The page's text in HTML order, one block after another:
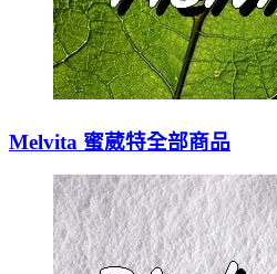
Melvita 蜜葳特全部商品